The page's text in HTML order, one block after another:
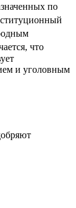
по
что
и уголовным